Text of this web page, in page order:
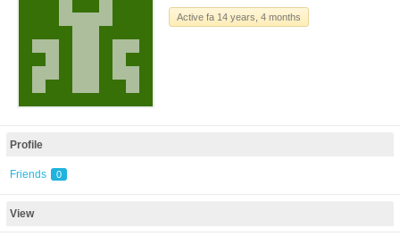
Active fa 14 years, 4 months
Profile
Friends 0
View